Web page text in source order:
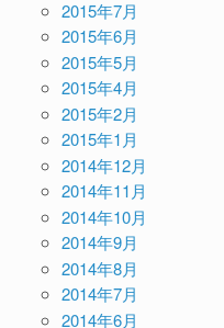
2015年7月
2015年6月
2015年5月
2015年4月
2015年2月
2015年1月
2014年12月
2014年11月
2014年10月
2014年9月
2014年8月
2014年7月
2014年6月